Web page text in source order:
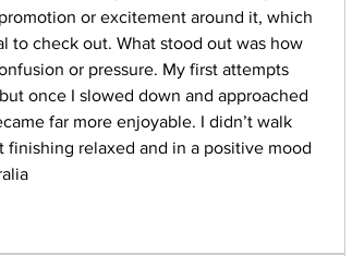
or excitement around it, which
to check out. What stood out was how
or pressure. My first attempts
once I slowed down and approached
far more enjoyable. I didn’t walk
relaxed and in a positive mood